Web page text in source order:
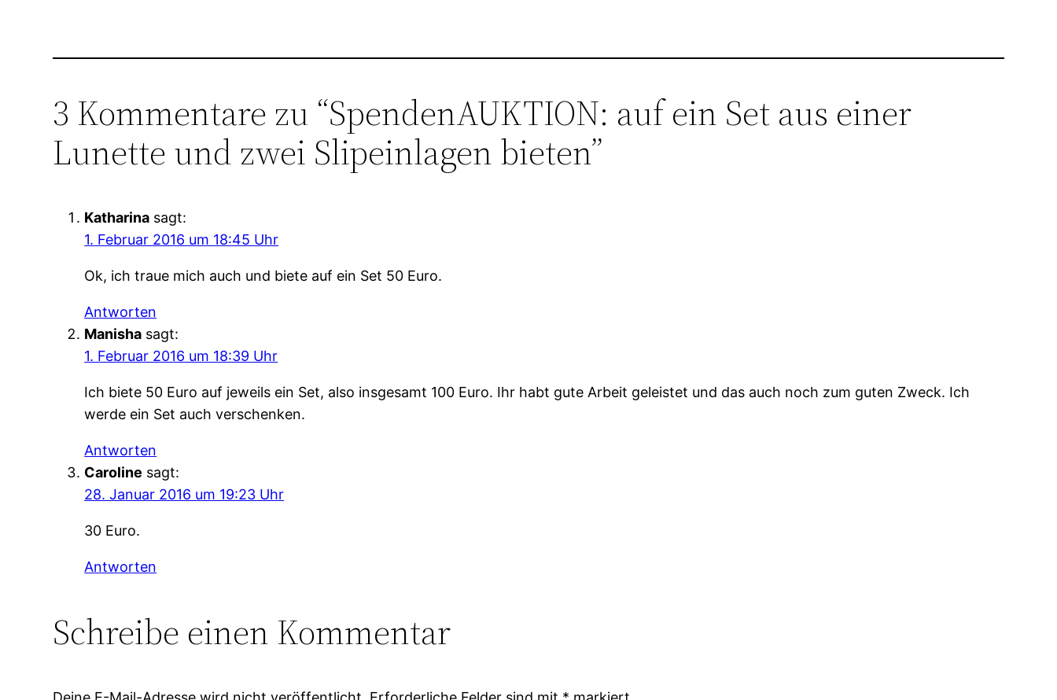
3 Kommentare zu “SpendenAUKTION: auf ein Set aus einer
Lunette und zwei Slipeinlagen bieten”
Katharina sagt:
1. Februar 2016 um 18:45 Uhr
Ok, ich traue mich auch und biete auf ein Set 50 Euro.
Antworten
Manisha sagt:
1. Februar 2016 um 18:39 Uhr
Ich biete 50 Euro auf jeweils ein Set, also insgesamt 100 Euro. Ihr habt gute Arbeit geleistet und das auch noch zum guten Zweck. Ich
werde ein Set auch verschenken.
Antworten
Caroline sagt:
28. Januar 2016 um 19:23 Uhr
30 Euro.
Antworten
Schreibe einen Kommentar